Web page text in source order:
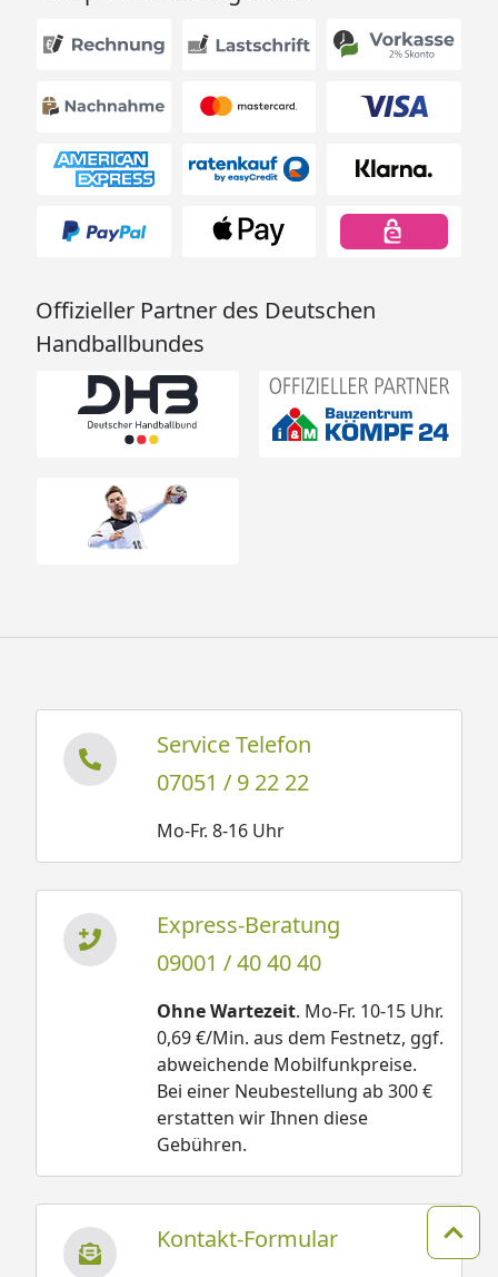
Offizieller Partner des Deutschen
Handballbundes
Service Telefon
07051 / 9 22 22
Mo-Fr. 8-16 Uhr
Express-Beratung
09001 / 40 40 40
Ohne Wartezeit. Mo-Fr. 10-15 Uhr.
0,69 €/Min. aus dem Festnetz, ggf.
abweichende Mobilfunkpreise.
Bei einer Neubestellung ab 300 €
erstatten wir Ihnen diese
Gebühren.
Kontakt-Formular